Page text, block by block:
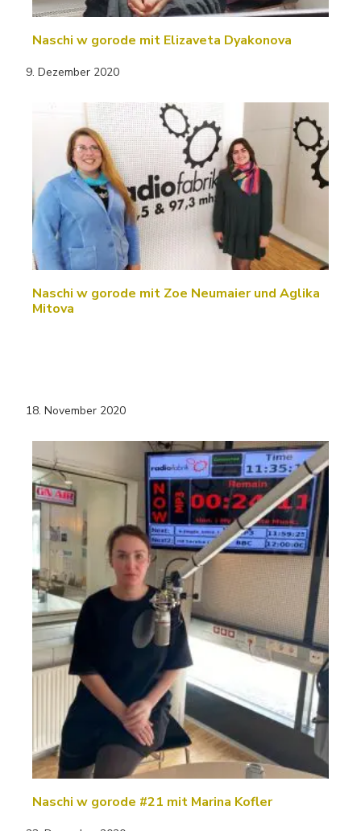
Naschi w gorode mit Elizaveta Dyakonova
9. Dezember 2020
Naschi w gorode mit Zoe Neumaier und Aglika
Mitova
18. November 2020
Naschi w gorode #21 mit Marina Kofler